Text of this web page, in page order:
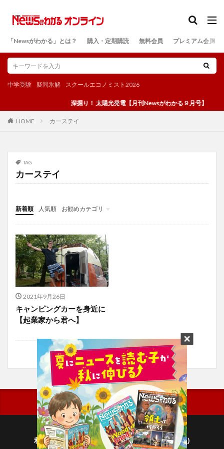
「Newsがわかる」とは？ 購入・定期購読 無料会員 プレミアム会員
中学受験 疑問氷解 スクールエコノミスト2026
深掘り！ 太陽光発電【月刊Newsがわかる９月号】
HOME カーステイ
TAG
カーステイ
新着順 人気順
お勧めカテゴリ
投稿
学び
マンガ
電子書籍
2021年9月26日
キャンピングカーを身近に
【起業家から君へ】
利用規約
プライバシーポリシー(毎日新聞出版)
検索